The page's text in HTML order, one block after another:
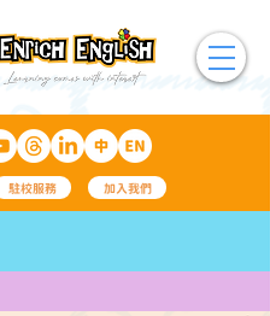
駐校服務 加入我們